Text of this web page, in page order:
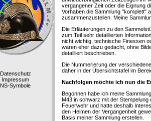
Datenschutz
Impressum
NS-Symbole
vergangener Zeit oder die Eignung
Vorhaben die Sammlung "komplett"
zusammenzustellen. Meine
Die Erläuterungen zu den
zum Teil sehr detaillierten
nicht wichtig, technische Finessen
waren eher dazu gedacht, ohne
detailliert beschrieben.
Die Nummerierung der
daher in der Übersichtstafel im
Nachfolgen möchte ich nun die
Begonnen habe ich meine
M43 in schwarz mit der Stempelung
Feuerwehr und hatte deshalb
den Helmen der Vergangenheit
Basis meiner Sammlung erstellen.